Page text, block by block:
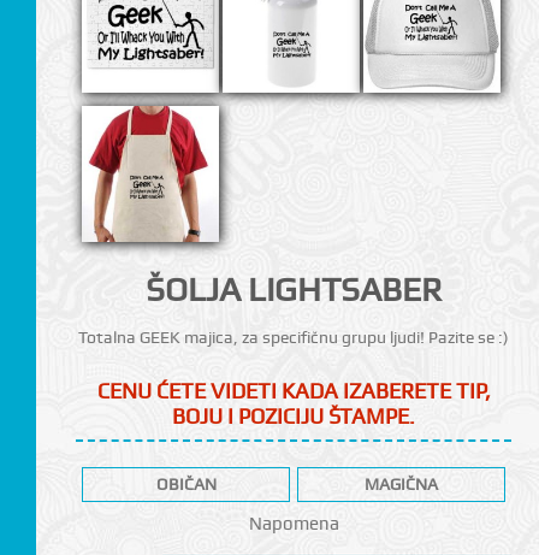
ŠOLJA LIGHTSABER
Totalna GEEK majica, za specifičnu grupu ljudi! Pazite se :)
CENU ĆETE VIDETI KADA IZABERETE TIP,
BOJU I POZICIJU ŠTAMPE.
OBIČAN MAGIČNA
Napomena